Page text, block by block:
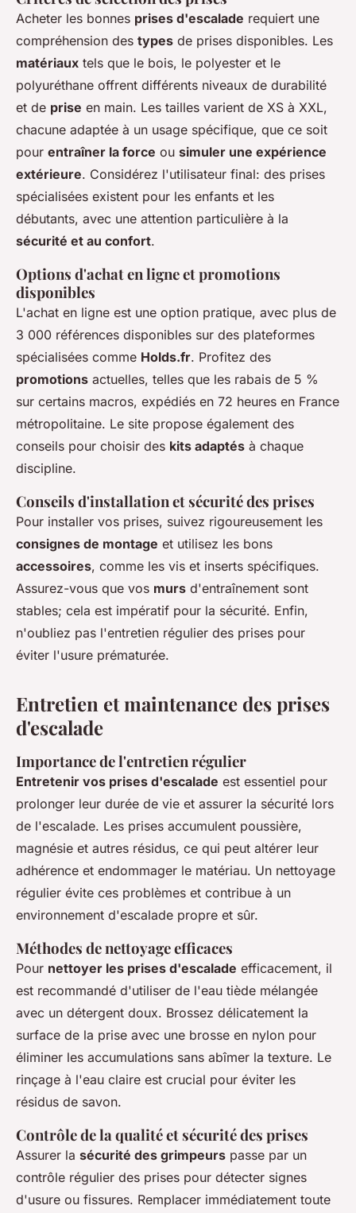
Acheter les bonnes prises d'escalade requiert une
compréhension des types de prises disponibles. Les
matériaux tels que le bois, le polyester et le
polyuréthane offrent différents niveaux de durabilité
et de prise en main. Les tailles varient de XS à XXL,
chacune adaptée à un usage spécifique, que ce soit
pour entraîner la force ou simuler une expérience
extérieure. Considérez l'utilisateur final: des prises
spécialisées existent pour les enfants et les
débutants, avec une attention particulière à la
sécurité et au confort.
Options d'achat en ligne et promotions
disponibles
L'achat en ligne est une option pratique, avec plus de
3 000 références disponibles sur des plateformes
spécialisées comme Holds.fr. Profitez des
promotions actuelles, telles que les rabais de 5 %
sur certains macros, expédiés en 72 heures en France
métropolitaine. Le site propose également des
conseils pour choisir des kits adaptés à chaque
discipline.
Conseils d'installation et sécurité des prises
Pour installer vos prises, suivez rigoureusement les
consignes de montage et utilisez les bons
accessoires, comme les vis et inserts spécifiques.
Assurez-vous que vos murs d'entraînement sont
stables; cela est impératif pour la sécurité. Enfin,
n'oubliez pas l'entretien régulier des prises pour
éviter l'usure prématurée.
Entretien et maintenance des prises
d'escalade
Importance de l'entretien régulier
Entretenir vos prises d'escalade est essentiel pour
prolonger leur durée de vie et assurer la sécurité lors
de l'escalade. Les prises accumulent poussière,
magnésie et autres résidus, ce qui peut altérer leur
adhérence et endommager le matériau. Un nettoyage
régulier évite ces problèmes et contribue à un
environnement d'escalade propre et sûr.
Méthodes de nettoyage efficaces
Pour nettoyer les prises d'escalade efficacement, il
est recommandé d'utiliser de l'eau tiède mélangée
avec un détergent doux. Brossez délicatement la
surface de la prise avec une brosse en nylon pour
éliminer les accumulations sans abîmer la texture. Le
rinçage à l'eau claire est crucial pour éviter les
résidus de savon.
Contrôle de la qualité et sécurité des prises
Assurer la sécurité des grimpeurs passe par un
contrôle régulier des prises pour détecter signes
d'usure ou fissures. Remplacer immédiatement toute